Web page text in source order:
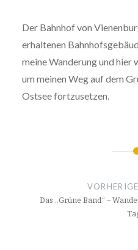
Der Bahnhof von
erhaltenen
meine Wanderung und hier
um meinen Weg auf dem
Ostsee fortzusetzen.
Das „Grüne Band“ –